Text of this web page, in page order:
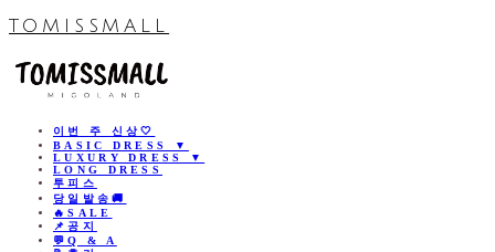
TOMISSMALL
이번 주 신상🤍
BASIC DRESS ▼
LUXURY DRESS ▼
LONG DRESS
투피스
당일발송🚚
🔥SALE
📌공지
💬Q & A